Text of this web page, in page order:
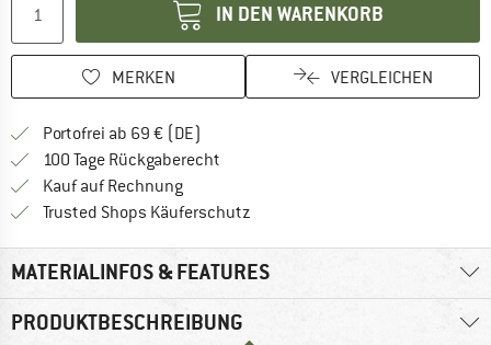
IN DEN WARENKORB
MERKEN VERGLEICHEN
Portofrei ab 69 € (DE)
100 Tage Rückgaberecht
Kauf auf RechnungFinde die Zahlungs-Infos hier! Öffnet
Trusted Shops Käuferschutz
MATERIALINFOS & FEATURES
PRODUKTBESCHREIBUNG